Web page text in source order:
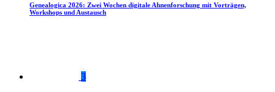
Genealogica 2026: Zwei Wochen digitale Ahnenforschung mit Vorträgen,
Workshops und Austausch
3